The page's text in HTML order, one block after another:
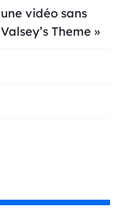
vidéo sans
Theme »